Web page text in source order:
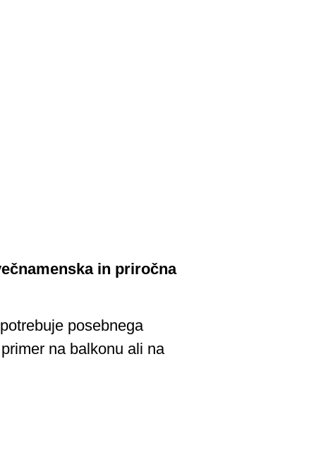
in priročna
posebnega
na balkonu ali na